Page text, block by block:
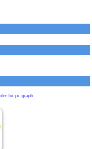
for-pc-graph